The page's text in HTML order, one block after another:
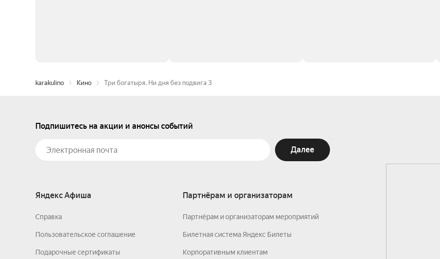
karakulino Кино Три богатыря. Ни дня без подвига 3
Подпишитесь на акции и анонсы событий
Далее
Яндекс Афиша
Справка
Пользовательское соглашение
Подарочные сертификаты
Партнёрам и организаторам
Партнёрам и организаторам мероприятий
Билетная система Яндекс Билеты
Корпоративным клиентам